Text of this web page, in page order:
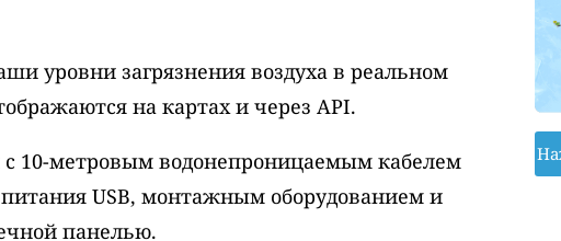
уровни загрязнения воздуха в реальном
на картах и через API.
с 10-метровым водонепроницаемым кабелем
USB, монтажным оборудованием и
панелью.